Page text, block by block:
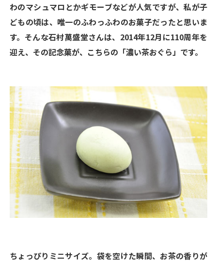
わのマシュマロとかギモーブなどが人気ですが、私が子
どもの頃は、唯一のふわっふわのお菓子だったと思いま
す。そんな石村萬盛堂さんは、2014年12月に110周年を
迎え、その記念菓が、こちらの「濃い茶おぐら」です。
ちょっぴりミニサイズ。袋を空けた瞬間、お茶の香りが